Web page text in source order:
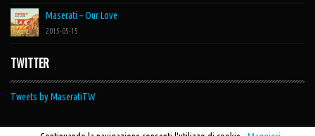
Maserati – Our Love
2015-05-15
TWITTER
Tweets by MaseratiTW